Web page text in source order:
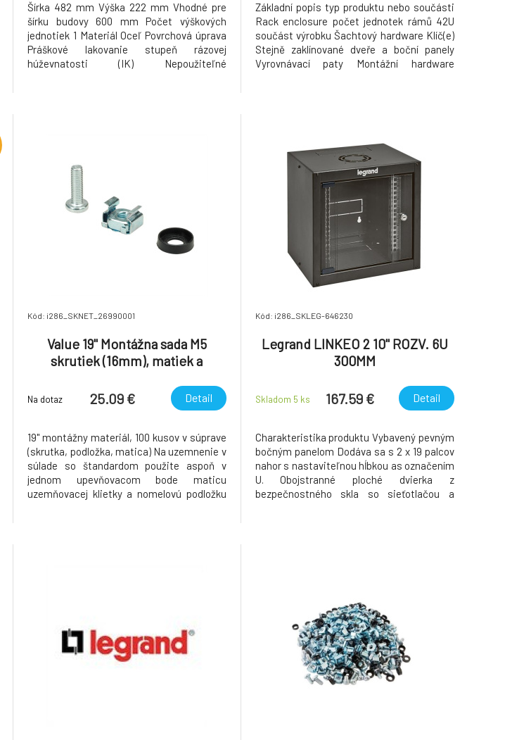
Šírka 482 mm Výška 222 mm Vhodné pre
šírku budovy 600 mm Počet výškových
jednotiek 1 Materiál Oceľ Povrchová úprava
Práškové lakovanie stupeň rázovej
húževnatosti (IK) Nepoužiteľné
Základní popis typ produktu nebo součásti
Rack enclosure počet jednotek rámů 42U
součást výrobku Šachtový hardware Klíč(e)
Stejně zaklínované dveře a boční panely
Vyrovnávací paty Montážní hardware
Kód: i286_SKNET_26990001
Value 19" Montážna sada M5
skrutiek (16mm), matiek a
Na dotaz 25.09 € Detail
19" montážny materiál, 100 kusov v súprave
(skrutka, podložka, matica) Na uzemnenie v
súlade so štandardom použite aspoň v
jednom upevňovacom bode maticu
uzemňovacej klietky a nomelovú podložku
Kód: i286_SKLEG-646230
Legrand LINKEO 2 10" ROZV. 6U
300MM
Skladom 5 ks 167.59 € Detail
Charakteristika produktu Vybavený pevným
bočným panelom Dodáva sa s 2 x 19 palcov
nahor s nastaviteľnou hĺbkou as označením
U. Obojstranné ploché dvierka z
bezpečnostného skla so sieťotlačou a